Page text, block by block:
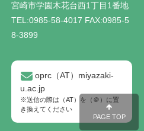
宮崎市学園木花台西1丁目1番地
TEL:0985-58-4017 FAX:0985-5
8-3899
oprc（AT）miyazaki-
u.ac.jp
※送信の際は（AT）を（＠）に置
き換えてください
PAGE TOP